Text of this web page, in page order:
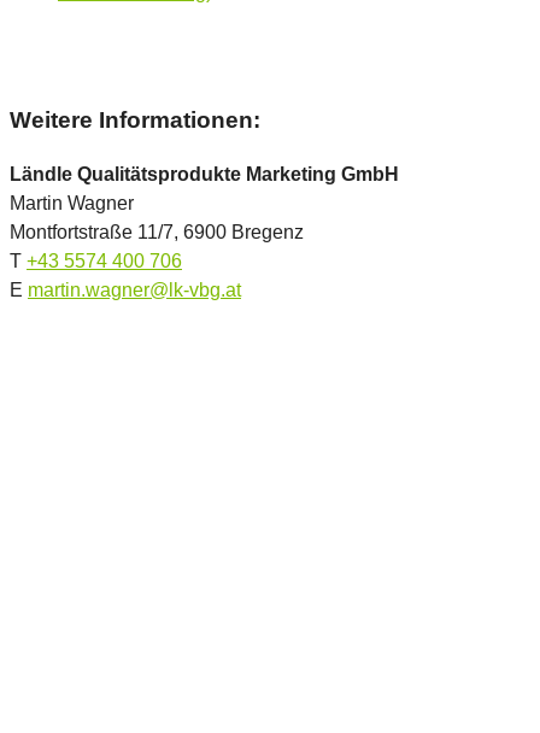
Weitere Informationen:
Ländle Qualitätsprodukte Marketing GmbH
Martin Wagner
Montfortstraße 11/7, 6900 Bregenz
T +43 5574 400 706
E martin.wagner@lk-vbg.at